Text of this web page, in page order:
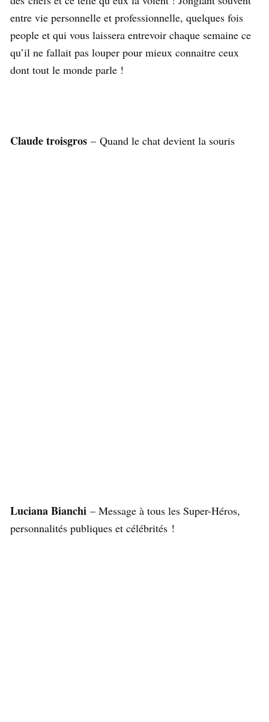
entre vie personnelle et professionnelle, quelques fois
people et qui vous laissera entrevoir chaque semaine ce
qu’il ne fallait pas louper pour mieux connaitre ceux
dont tout le monde parle !
Claude troisgros – Quand le chat devient la souris
Luciana Bianchi – Message à tous les Super-Héros,
personnalités publiques et célébrités !